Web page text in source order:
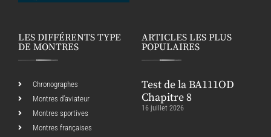
LES DIFFÉRENTS TYPE
DE MONTRES
Chronographes
Montres d’aviateur
Montres sportives
Montres françaises
ARTICLES LES PLUS
POPULAIRES
Test de la BA111OD
Chapitre 8
16 juillet 2026